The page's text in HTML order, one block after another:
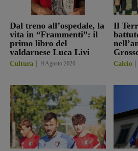
Dal treno all’ospedale, la
vita in “Frammenti”: il
primo libro del
valdarnese Luca Livi
Cultura 9 Agosto 2026
Il
Calcio